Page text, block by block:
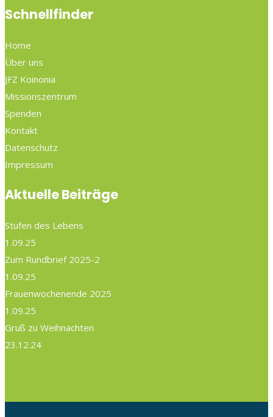
Schnellfinder
Home
Über uns
JFZ Koinonia
Missionszentrum
Spenden
Kontakt
Datenschutz
Impressum
Aktuelle Beiträge
Stufen des Lebens
1.09.25
Zum Rundbrief 2025-2
1.09.25
Frauenwochenende 2025
1.09.25
Gruß zu Weihnachten
23.12.24